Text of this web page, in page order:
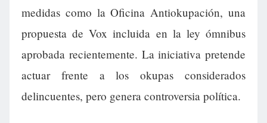
medidas como la Oficina Antiokupación, una
propuesta de Vox incluida en la ley ómnibus
aprobada recientemente. La iniciativa pretende
actuar frente a los okupas considerados
delincuentes, pero genera controversia política.